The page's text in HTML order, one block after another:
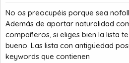
No os preocupéis porque sea
Además de aportar naturalidad
compañeros, si eliges bien la lista
bueno. Las lista con antigüedad
keywords que contienen